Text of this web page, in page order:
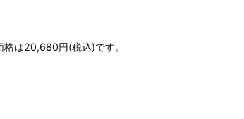
は20,680円(税込)です。